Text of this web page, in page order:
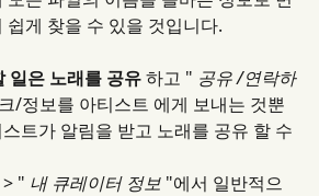
쉽게 찾을 수 있을 것입니다.
일은 노래를 공유 하고 " 공유 /연락하
/정보를 아티스트 에게 보내는 것뿐
트가 알림을 받고 노래를 공유 할 수
" 내 큐레이터 정보 "에서 일반적으